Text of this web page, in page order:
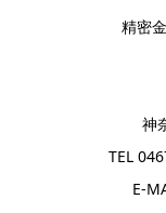
精密
神
TEL
E-